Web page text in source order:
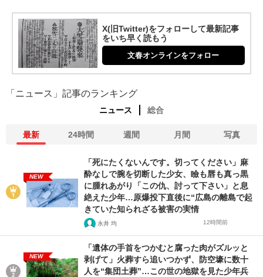
X(旧Twitter)をフォローして最新記事
をいち早く読もう
文春オンラインをフォロー
「ニュース」記事のランキング
ニュース 総合
最新 24時間 週間 月間 写真
NEW
「死にたくないんです。切ってください」麻
酔なしで腕を切断した少女、瞼も唇も真っ黒
に腫れあがり「この仇、討って下さい」と息
絶えた少年…原爆投下直後に“広島の離島で起
きていた知られざる被害の実情
永井 均 12時間前
NEW
「遺体の手首をつかむと腐った肉がズルッと
剥げて」火葬すら追いつかず、防空壕に数十
人を“集団土葬”…この世の地獄を見た少年兵